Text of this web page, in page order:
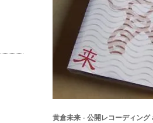
黄倉未来 - 公開レコーディン